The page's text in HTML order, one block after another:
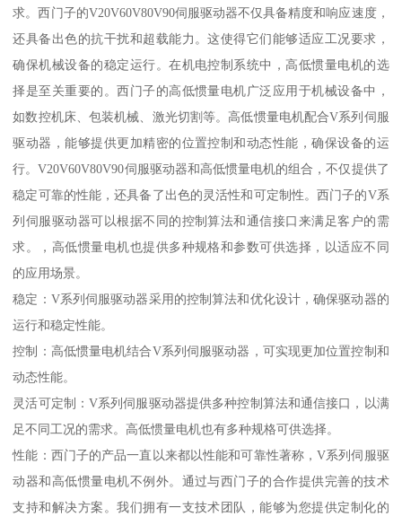
求。西门子的V20V60V80V90伺服驱动器不仅具备精度和响应速度，
还具备出色的抗干扰和超载能力。这使得它们能够适应工况要求，
确保机械设备的稳定运行。在机电控制系统中，高低惯量电机的选
择是至关重要的。西门子的高低惯量电机广泛应用于机械设备中，
如数控机床、包装机械、激光切割等。高低惯量电机配合V系列伺服
驱动器，能够提供更加精密的位置控制和动态性能，确保设备的运
行。V20V60V80V90伺服驱动器和高低惯量电机的组合，不仅提供了
稳定可靠的性能，还具备了出色的灵活性和可定制性。西门子的V系
列伺服驱动器可以根据不同的控制算法和通信接口来满足客户的需
求。，高低惯量电机也提供多种规格和参数可供选择，以适应不同
的应用场景。
稳定：V系列伺服驱动器采用的控制算法和优化设计，确保驱动器的
运行和稳定性能。
控制：高低惯量电机结合V系列伺服驱动器，可实现更加位置控制和
动态性能。
灵活可定制：V系列伺服驱动器提供多种控制算法和通信接口，以满
足不同工况的需求。高低惯量电机也有多种规格可供选择。
性能：西门子的产品一直以来都以性能和可靠性著称，V系列伺服驱
动器和高低惯量电机不例外。通过与西门子的合作提供完善的技术
支持和解决方案。我们拥有一支技术团队，能够为您提供定制化的